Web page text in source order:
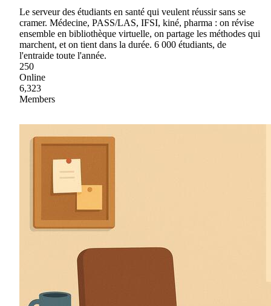
Le serveur des étudiants en santé qui veulent réussir sans se
cramer. Médecine, PASS/LAS, IFSI, kiné, pharma : on révise
ensemble en bibliothèque virtuelle, on partage les méthodes qui
marchent, et on tient dans la durée. 6 000 étudiants, de
l'entraide toute l'année.
250
Online
6,323
Members